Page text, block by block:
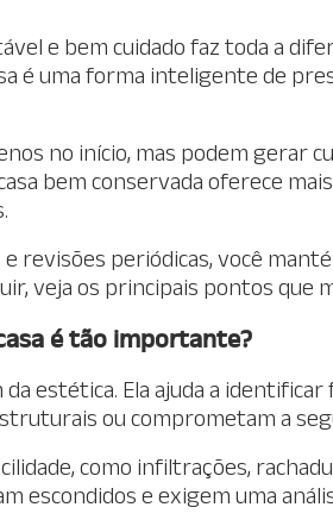
e bem cuidado faz toda a
é uma forma inteligente de
no início, mas podem gerar
bem conservada oferece
revisões periódicas, você
veja os principais pontos que
é tão importante?
estética. Ela ajuda a
ou comprometam a
como infiltrações,
escondidos e exigem uma